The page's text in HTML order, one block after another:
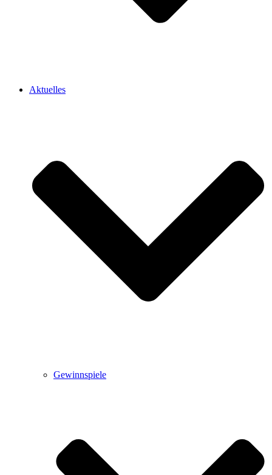
Aktuelles
Gewinnspiele